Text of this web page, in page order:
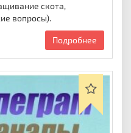
скота,
вопросы).
Подробнее